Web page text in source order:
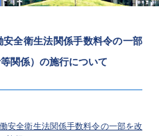
全衛生法関係手数料令の一部
関係）の施行について
安全衛生法関係手数料令の一部を改